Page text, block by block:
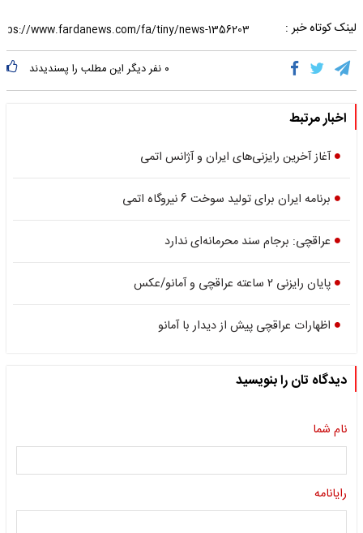
لینک کوتاه خبر :
۰ نفر دیگر این مطلب را پسندیدند
اخبار مرتبط
آغاز آخرین رایزنی‌های ایران و آژانس اتمی
برنامه‌ ایران برای تولید سوخت 6 نیروگاه اتمی
عراقچی: برجام سند محرمانه‌ای ندارد
پایان رایزنی ۲ ساعته عراقچی و آمانو/عکس
اظهارات عراقچی پیش از دیدار با آمانو
دیدگاه تان را بنویسید
نام شما
رایانامه